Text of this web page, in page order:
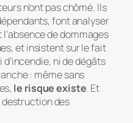
n’ont pas chômé. Ils
font analyser
de dommages
et insistent sur le fait
d’incendie, ni de dégâts
: même sans
le risque existe. Et
des